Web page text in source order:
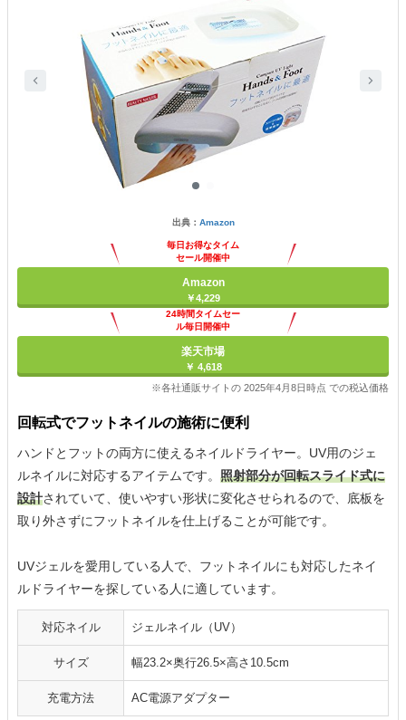
出典： Amazon
毎日お得なタイム
セール開催中
Amazon
￥4,229
24時間タイムセー
ル毎日開催中
楽天市場
￥ 4,618
※各社通販サイトの 2025年4月8日時点 での税込価格
回転式でフットネイルの施術に便利
ハンドとフットの両方に使えるネイルドライヤー。UV用のジェ
ルネイルに対応するアイテムです。 照射部分が回転スライド式に
設計されていて、使いやすい形状に変化させられるので、底板を
取り外さずにフットネイルを仕上げることが可能です。
UVジェルを愛用している人で、フットネイルにも対応したネイ
ルドライヤーを探している人に適しています。
対応ネイル ジェルネイル（UV）
サイズ 幅23.2×奥行26.5×高さ10.5cm
充電方法 AC電源アダプター